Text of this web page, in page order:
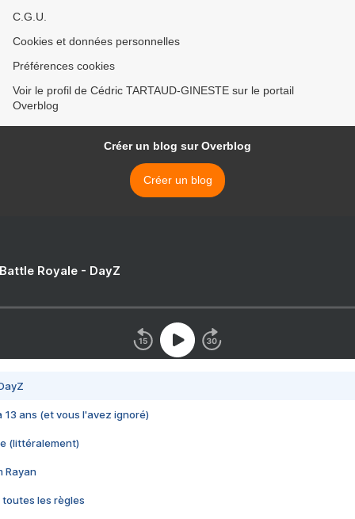
C.G.U.
Cookies et données personnelles
Préférences cookies
Voir le profil de Cédric TARTAUD-GINESTE sur le portail
Overblog
Créer un blog sur Overblog
Créer un blog
Royale - DayZ
13 ans (et vous l'avez ignoré)
(littéralement)
Rayan
toutes les règles